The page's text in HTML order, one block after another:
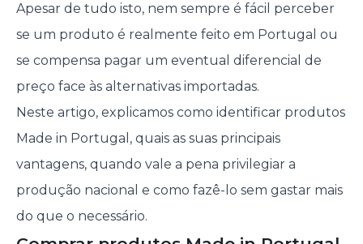
Apesar de tudo isto, nem sempre é fácil perceber
se um produto é realmente feito em Portugal ou
se compensa pagar um eventual diferencial de
preço face às alternativas importadas.
Neste artigo, explicamos como identificar produtos
Made in Portugal, quais as suas principais
vantagens, quando vale a pena privilegiar a
produção nacional e como fazê-lo sem gastar mais
do que o necessário.